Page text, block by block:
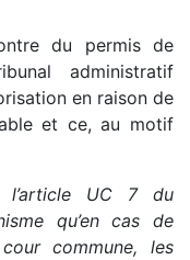
du permis de
administratif
en raison de
et ce, au motif
l’article UC 7 du
qu’en cas de
commune, les